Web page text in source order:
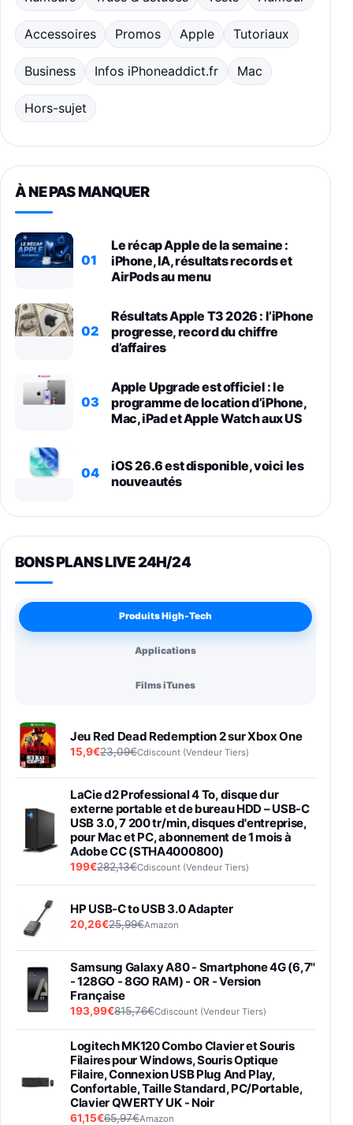
Accessoires Promos Apple Tutoriaux
Business Infos iPhoneaddict.fr Mac
Hors-sujet
À NE PAS MANQUER
01
Le récap Apple de la semaine :
iPhone, IA, résultats records et
AirPods au menu
02
Résultats Apple T3 2026 : l’iPhone
progresse, record du chiffre
d’affaires
03
Apple Upgrade est officiel : le
programme de location d’iPhone,
Mac, iPad et Apple Watch aux US
04
iOS 26.6 est disponible, voici les
nouveautés
BONS PLANS LIVE 24H/24
Produits High-Tech
Applications
Films iTunes
Jeu Red Dead Redemption 2 sur Xbox One
15,9€23,09€Cdiscount (Vendeur Tiers)
LaCie d2 Professional 4 To, disque dur
externe portable et de bureau HDD – USB-C
USB 3.0, 7 200 tr/min, disques d'entreprise,
pour Mac et PC, abonnement de 1 mois à
Adobe CC (STHA4000800)
199€282,13€Cdiscount (Vendeur Tiers)
HP USB-C to USB 3.0 Adapter
20,26€25,99€Amazon
Samsung Galaxy A80 - Smartphone 4G (6,7''
- 128GO - 8GO RAM) - OR - Version
Française
193,99€815,76€Cdiscount (Vendeur Tiers)
Logitech MK120 Combo Clavier et Souris
Filaires pour Windows, Souris Optique
Filaire, Connexion USB Plug And Play,
Confortable, Taille Standard, PC/Portable,
Clavier QWERTY UK - Noir
61,15€65,97€Amazon